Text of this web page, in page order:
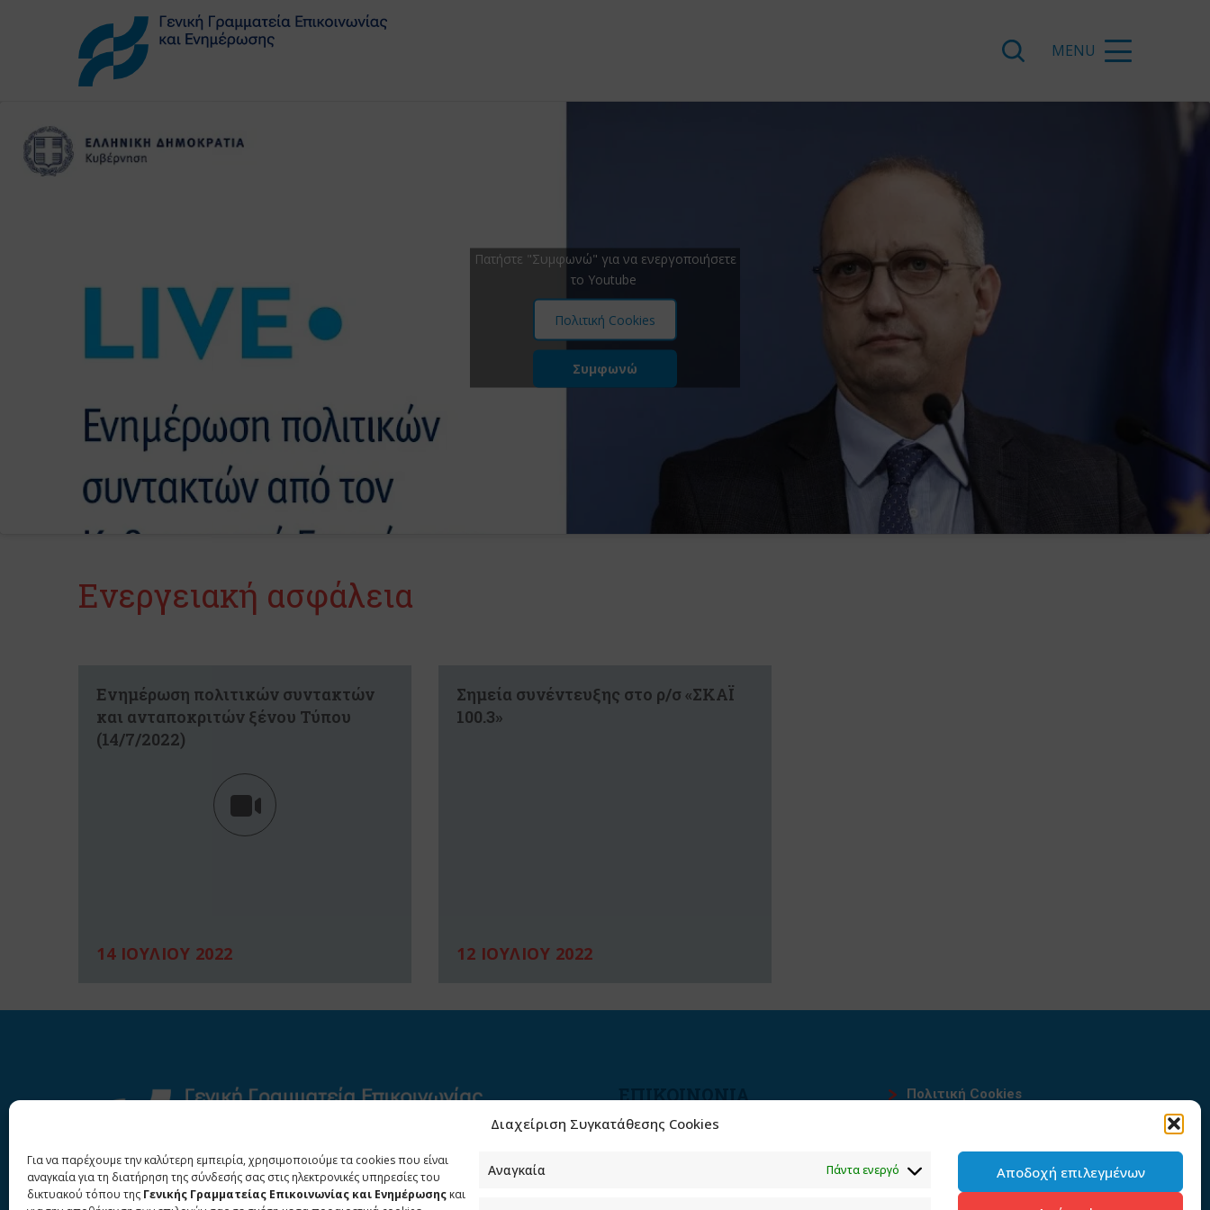
Διαχείριση Συγκατάθεσης Cookies
Για να παρέχουμε την καλύτερη εμπειρία, χρησιμοποιούμε τα cookies που είναι
αναγκαία για τη διατήρηση της σύνδεσής σας στις ηλεκτρονικές υπηρεσίες του
δικτυακού τόπου της Γενικής Γραμματείας Επικοινωνίας και Ενημέρωσης και
Αναγκαία Πάντα ενεργό Αποδοχή επιλεγμένων
Πατήστε "Συμφωνώ" για να ενεργοποιήσετε
το Youtube
Πολιτική Cookies
Συμφωνώ
Ενεργειακή ασφάλεια
Ενημέρωση πολιτικών συντακτών
και ανταποκριτών ξένου Τύπου
(14/7/2022)
14 ΙΟΥΛΙΟΥ 2022
Σημεία συνέντευξης στο ρ/σ «ΣΚΑΪ
100.3»
12 ΙΟΥΛΙΟΥ 2022
ΕΠΙΚΟΙΝΩΝΙΑ
Φραγκούδη 11 & Αλεξάνδρου
Πολιτική Cookies
Πολιτική προστασίας
προσωπικών δεδομένων του
παρόντος ιστότοπου